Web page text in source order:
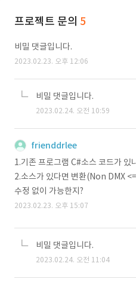
프로젝트 문의 5
비밀 댓글입니다.
2023.02.23. 오후 12:06
비밀 댓글입니다.
2023.02.24. 오전 10:59
frienddrlee
1.기존 프로그램 C#소스 코드가 있
2.소스가 있다면 변환(Non DMX
수정 없이 가능한지?
2023.02.23. 오후 15:07
비밀 댓글입니다.
2023.02.24. 오전 11:04